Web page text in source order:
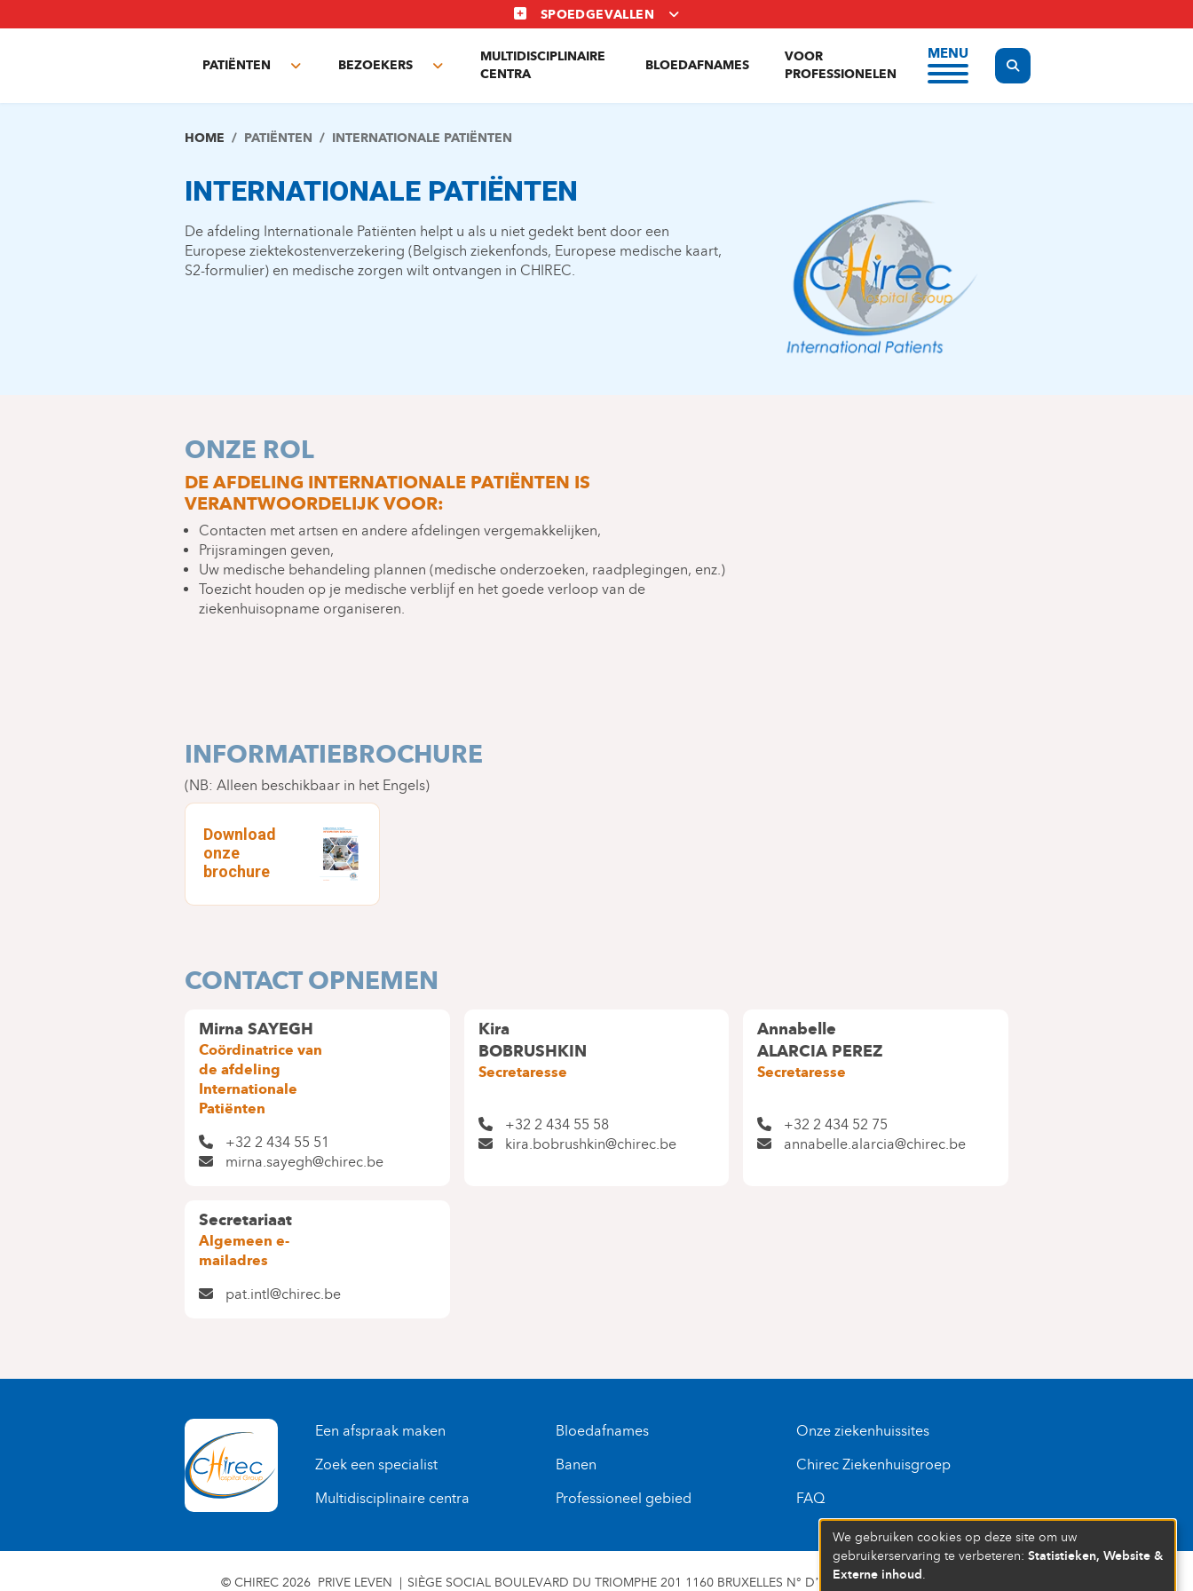
en
gaan
SPOEDGEVALLEN
PATIËNTEN
Toggle
BEZOEKERS
Toggle
MULTIDISCIPLINAIRE
CENTRA
BLOEDAFNAMES
VOOR
PROFESSIONELEN
MENU
Display the search form
HOME PATIËNTEN INTERNATIONALE PATIËNTEN
INTERNATIONALE PATIËNTEN
De afdeling Internationale Patiënten helpt u als u niet gedekt bent door een
Europese ziektekostenverzekering (Belgisch ziekenfonds, Europese medische kaart,
S2-formulier) en medische zorgen wilt ontvangen in CHIREC.
ONZE ROL
DE AFDELING INTERNATIONALE PATIËNTEN IS
VERANTWOORDELIJK VOOR:
Contacten met artsen en andere afdelingen vergemakkelijken,
Prijsramingen geven,
Uw medische behandeling plannen (medische onderzoeken, raadplegingen, enz.)
Toezicht houden op je medische verblijf en het goede verloop van de
ziekenhuisopname organiseren.
INFORMATIEBROCHURE
(NB: Alleen beschikbaar in het Engels)
Download
onze
brochure
CONTACT OPNEMEN
Mirna SAYEGH
Coördinatrice van
de afdeling
Internationale
Patiënten
+32 2 434 55 51
mirna.sayegh@chirec.be
Kira
BOBRUSHKIN
Secretaresse
+32 2 434 55 58
kira.bobrushkin@chirec.be
Annabelle
ALARCIA PEREZ
Secretaresse
+32 2 434 52 75
annabelle.alarcia@chirec.be
Secretariaat
Algemeen e-
mailadres
pat.intl@chirec.be
Een afspraak maken
Zoek een specialist
Multidisciplinaire centra
Bloedafnames
Banen
Professioneel gebied
Onze ziekenhuissites
Chirec Ziekenhuisgroep
FAQ
© CHIREC 2026 PRIVE LEVEN SIÈGE SOCIAL BOULEVARD DU TRIOMPHE 201 1160 BRUXELLES N° D’ENTREPRISE : 472 937 059
We gebruiken cookies op deze site om uw
gebruikerservaring te verbeteren: Statistieken, Website &
Externe inhoud.